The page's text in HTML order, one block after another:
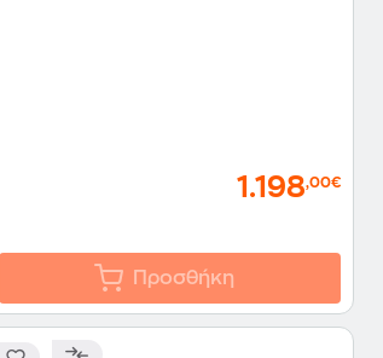
1.198,00€
Προσθήκη